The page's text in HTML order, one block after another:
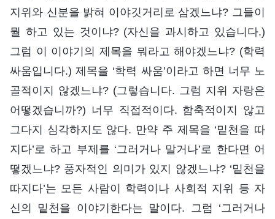
지위와 신분을 밝혀 이야깃거리로 삼겠느냐? 그들이
뭘 하고 있는 것이냐? (자신을 과시하고 있습니다.)
그럼 이 이야기의 제목을 뭐라고 해야겠느냐? (학력
싸움입니다.) 제목을 ‘학력 싸움’이라고 하면 너무 노
골적이지 않겠느냐? (그렇습니다. 그럼 지위 자랑은
어떻겠습니까?) 너무 직접적이다. 함축적이지 않고
그다지 심각하지도 않다. 만약 주 제목을 ‘밑천을 따
지다’로 하고 부제를 ‘그러거나 말거나’로 한다면 어
떻겠느냐? 풍자적인 의미가 있지 않겠느냐? ‘밑천을
따지다’는 모든 사람이 학력이나 사회적 지위 등 자
신의 밑천을 이야기한다는 말이다. 그럼 ‘그러거나